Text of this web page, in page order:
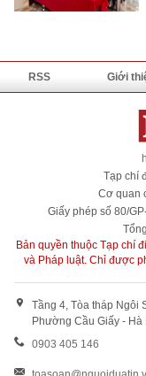
RSS Giới
Tạp chí
Cơ quan
Giấy phép số 80/
Bản quyền thuộc Tạp chí
và Pháp luật. Chỉ được
Tầng 4, Tòa tháp Ngôi
Phường Cầu Giấy - Hà
0903 405 146